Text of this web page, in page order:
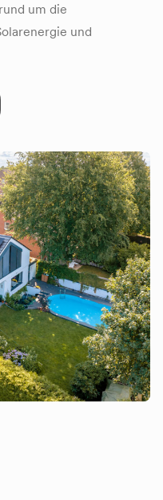
um die
und